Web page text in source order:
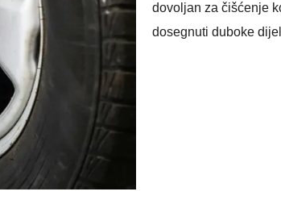
dovoljan za čišćenje
dosegnuti duboke